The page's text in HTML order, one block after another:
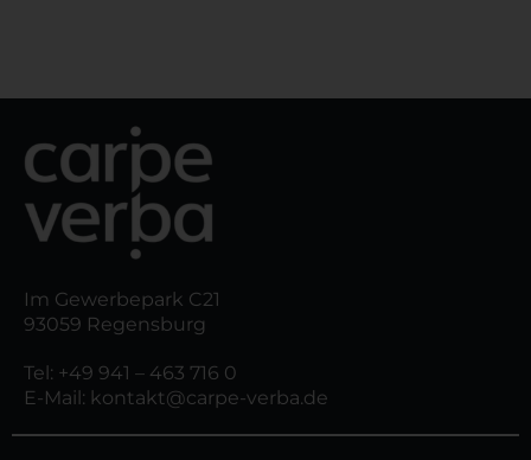
Im Gewerbepark C21
93059 Regensburg
Tel: +49 941 – 463 716 0
E-Mail: kontakt@carpe-verba.de